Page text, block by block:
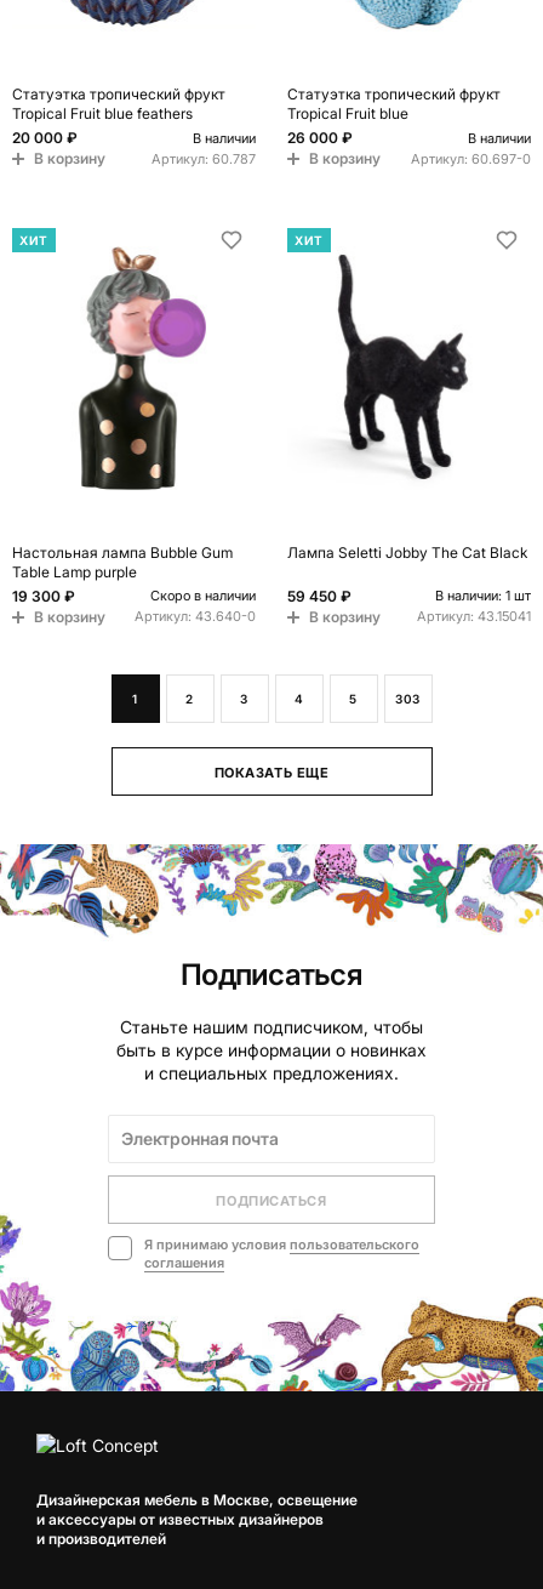
Статуэтка тропический фрукт
Tropical Fruit blue feathers
20 000 ₽
В наличии
В корзину Артикул: 60.787
Статуэтка тропический фрукт
Tropical Fruit blue
26 000 ₽
В наличии
В корзину Артикул: 60.697-0
ХИТ
Настольная лампа Bubble Gum
Table Lamp purple
19 300 ₽
Скоро в наличии
В корзину Артикул: 43.640-0
ХИТ
Лампа Seletti Jobby The Cat Black
59 450 ₽ В наличии: 1 шт
В корзину Артикул: 43.15041
1 2 3 4 5 303
ПОКАЗАТЬ ЕЩЕ
Подписаться
Станьте нашим подписчиком, чтобы
быть в курсе информации о новинках
и специальных предложениях.
ПОДПИСАТЬСЯ
Я принимаю условия пользовательского
соглашения
Дизайнерская мебель в Москве, освещение
и аксессуары от известных дизайнеров
и производителей